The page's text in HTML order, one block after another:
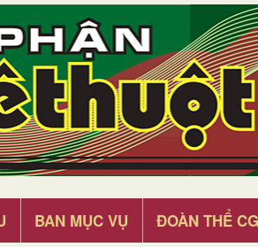
BAN MỤC VỤ ĐOÀN THỂ CG